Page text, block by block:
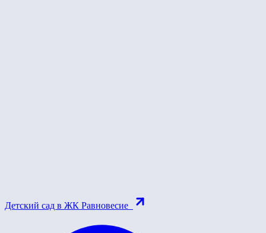
Детский сад в ЖК Равновесие